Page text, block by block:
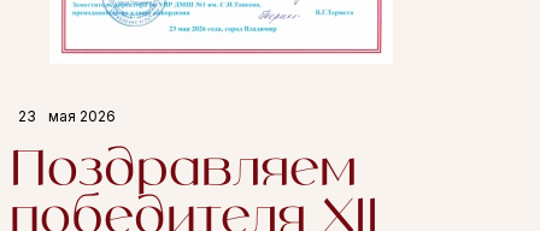
23 мая 2026
Поздравляем
победителя XII